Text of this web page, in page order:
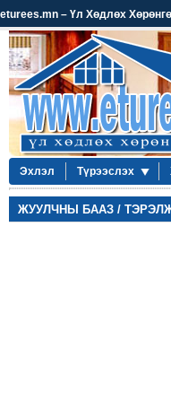
eturees.mn – Үл Хөдлөх
Эхлэл Түрээслэх
ЖУУЛЧНЫ БААЗ /